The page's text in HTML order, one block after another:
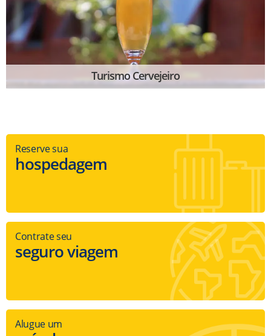
Turismo Cervejeiro
Reserve sua
hospedagem
Contrate seu
seguro viagem
Alugue um